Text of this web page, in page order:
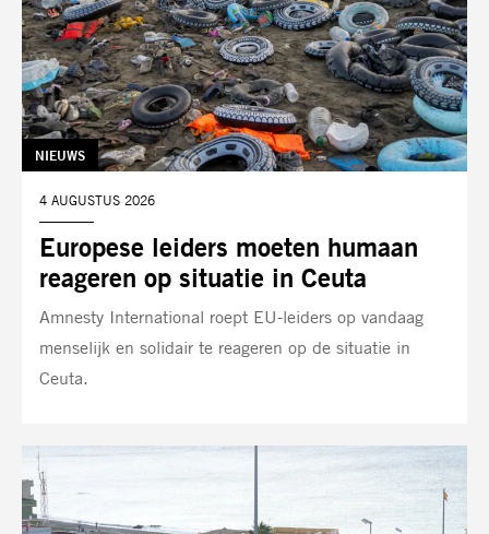
Europese leiders moeten humaan
reageren op situatie in Ceuta
TAG:
NIEUWS
DATUM:
4 AUGUSTUS 2026
Amnesty International roept EU-leiders op vandaag
menselijk en solidair te reageren op de situatie in
Ceuta.